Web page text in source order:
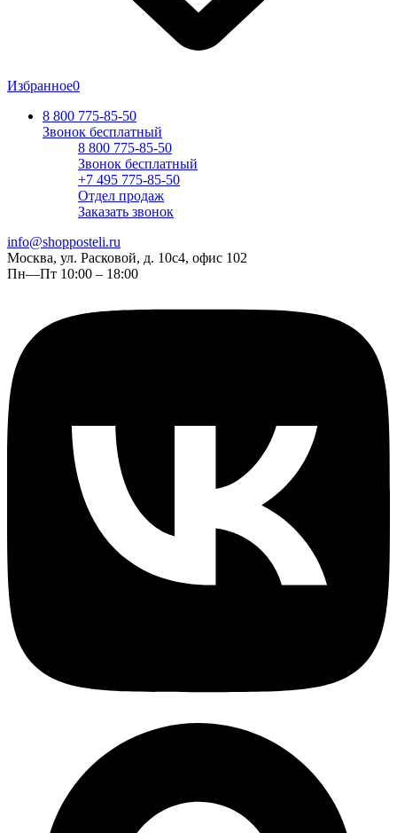
Избранное0
8 800 775-85-50
Звонок бесплатный
8 800 775-85-50
Звонок бесплатный
+7 495 775-85-50
Отдел продаж
Заказать звонок
info@shopposteli.ru
Москва, ул. Расковой, д. 10с4, офис 102
Пн—Пт 10:00 – 18:00